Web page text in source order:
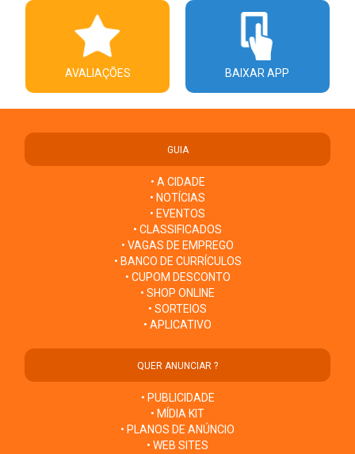
AVALIAÇÕES BAIXAR APP
GUIA
• A CIDADE
• NOTÍCIAS
• EVENTOS
• CLASSIFICADOS
• VAGAS DE EMPREGO
• BANCO DE CURRÍCULOS
• CUPOM DESCONTO
• SHOP ONLINE
• SORTEIOS
• APLICATIVO
QUER ANUNCIAR ?
• PUBLICIDADE
• MÍDIA KIT
• PLANOS DE ANÚNCIO
• WEB SITES